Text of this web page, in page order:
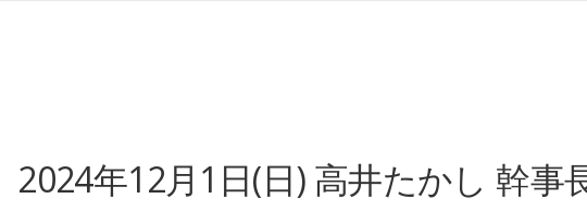
2024年12月1日(日) 高井たかし 幹事